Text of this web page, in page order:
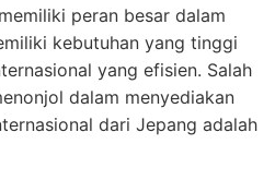
peran besar dalam
kebutuhan yang tinggi
yang efisien. Salah
dalam menyediakan
dari Jepang adalah